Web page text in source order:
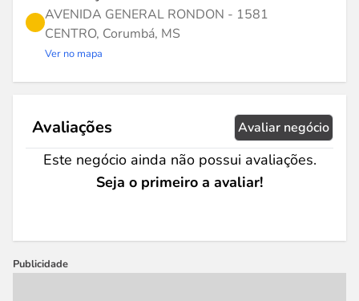
AVENIDA GENERAL RONDON - 1581
CENTRO, Corumbá, MS
Ver no mapa
Avaliações Avaliar negócio
Este negócio ainda não possui avaliações.
Seja o primeiro a avaliar!
Publicidade